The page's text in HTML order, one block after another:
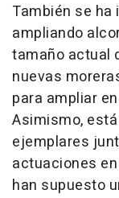
También se
ampliando
tamaño actual
nuevas
para ampliar
Asimismo,
ejemplares
actuaciones
han supuesto